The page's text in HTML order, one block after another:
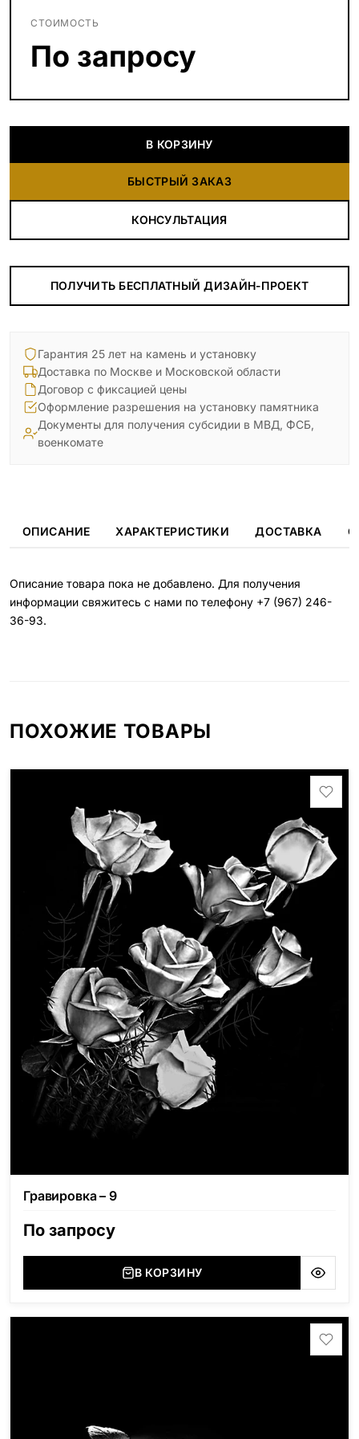
СТОИМОСТЬ
По запросу
В КОРЗИНУ
БЫСТРЫЙ ЗАКАЗ
КОНСУЛЬТАЦИЯ
ПОЛУЧИТЬ БЕСПЛАТНЫЙ ДИЗАЙН-ПРОЕКТ
Гарантия 25 лет на камень и установку
Доставка по Москве и Московской области
Договор с фиксацией цены
Оформление разрешения на установку памятника
Документы для получения субсидии в МВД, ФСБ,
военкомате
ОПИСАНИЕ ХАРАКТЕРИСТИКИ ДОСТАВКА
Описание товара пока не добавлено. Для получения
информации свяжитесь с нами по телефону +7 (967) 246-
36-93.
ПОХОЖИЕ ТОВАРЫ
Гравировка – 9
По запросу
В КОРЗИНУ